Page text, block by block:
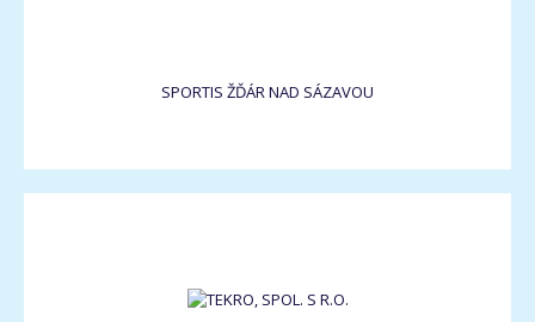
SPORTIS ŽĎÁR NAD SÁZAVOU